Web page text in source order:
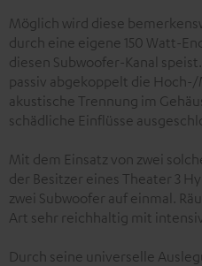
Möglich wird diese
durch eine eigene 150 Watt-
diesen Subwoofer-Kanal
passiv abgekoppelt die
akustische Trennung im
schädliche Einflüsse
Mit dem Einsatz von zwei
der Besitzer eines Theater 3
zwei Subwoofer auf einmal.
Art sehr reichhaltig mit
Durch seine universelle